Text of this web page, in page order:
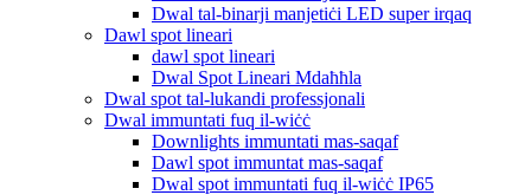
Dwal tal-binarji manjetiċi LED super irqaq
Dawl spot lineari
dawl spot lineari
Dwal Spot Lineari Mdaħħla
Dwal spot tal-lukandi professjonali
Dwal immuntati fuq il-wiċċ
Downlights immuntati mas-saqaf
Dawl spot immuntat mas-saqaf
Dwal spot immuntati fuq il-wiċċ IP65